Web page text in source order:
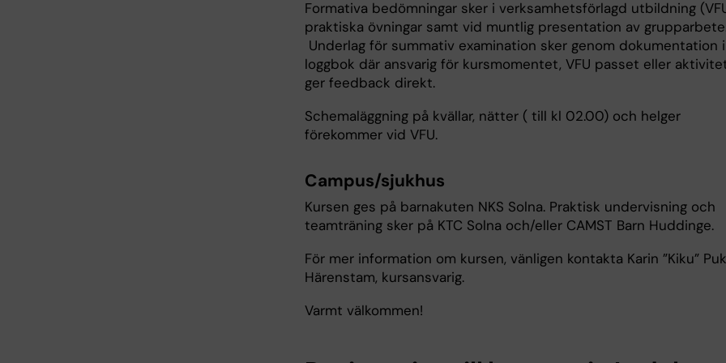
Formativa bedömningar sker i verksamhetsförlagd utbildning
praktiska övningar samt vid muntlig presentation av
Underlag för summativ examination sker genom dokumentation i
loggbok där ansvarig för kursmomentet, VFU passet eller
ger feedback direkt.
Schemaläggning på kvällar, nätter ( till kl 02.00) och helger
förekommer vid VFU.
Campus/sjukhus
Kursen ges på barnakuten NKS Solna. Praktisk undervisning och
teamträning sker på KTC Solna och/eller CAMST Barn Huddinge.
För mer information om kursen, vänligen kontakta Karin ”Kiku”
Härenstam, kursansvarig.
Varmt välkommen!